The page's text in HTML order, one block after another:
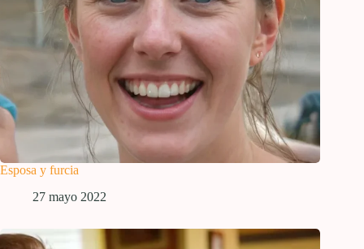
Esposa y furcia
27 mayo 2022